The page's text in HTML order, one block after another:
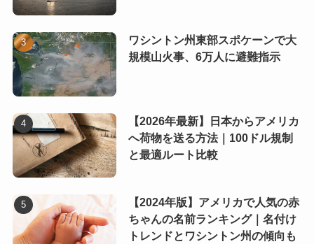
ワシントン州東部スポケーンで大
規模山火事、6万人に避難指示
【2026年最新】日本からアメリカ
へ荷物を送る方法｜100ドル規制
と最適ルート比較
【2024年版】アメリカで人気の赤
ちゃんの名前ランキング｜名付け
トレンドとワシントン州の傾向も